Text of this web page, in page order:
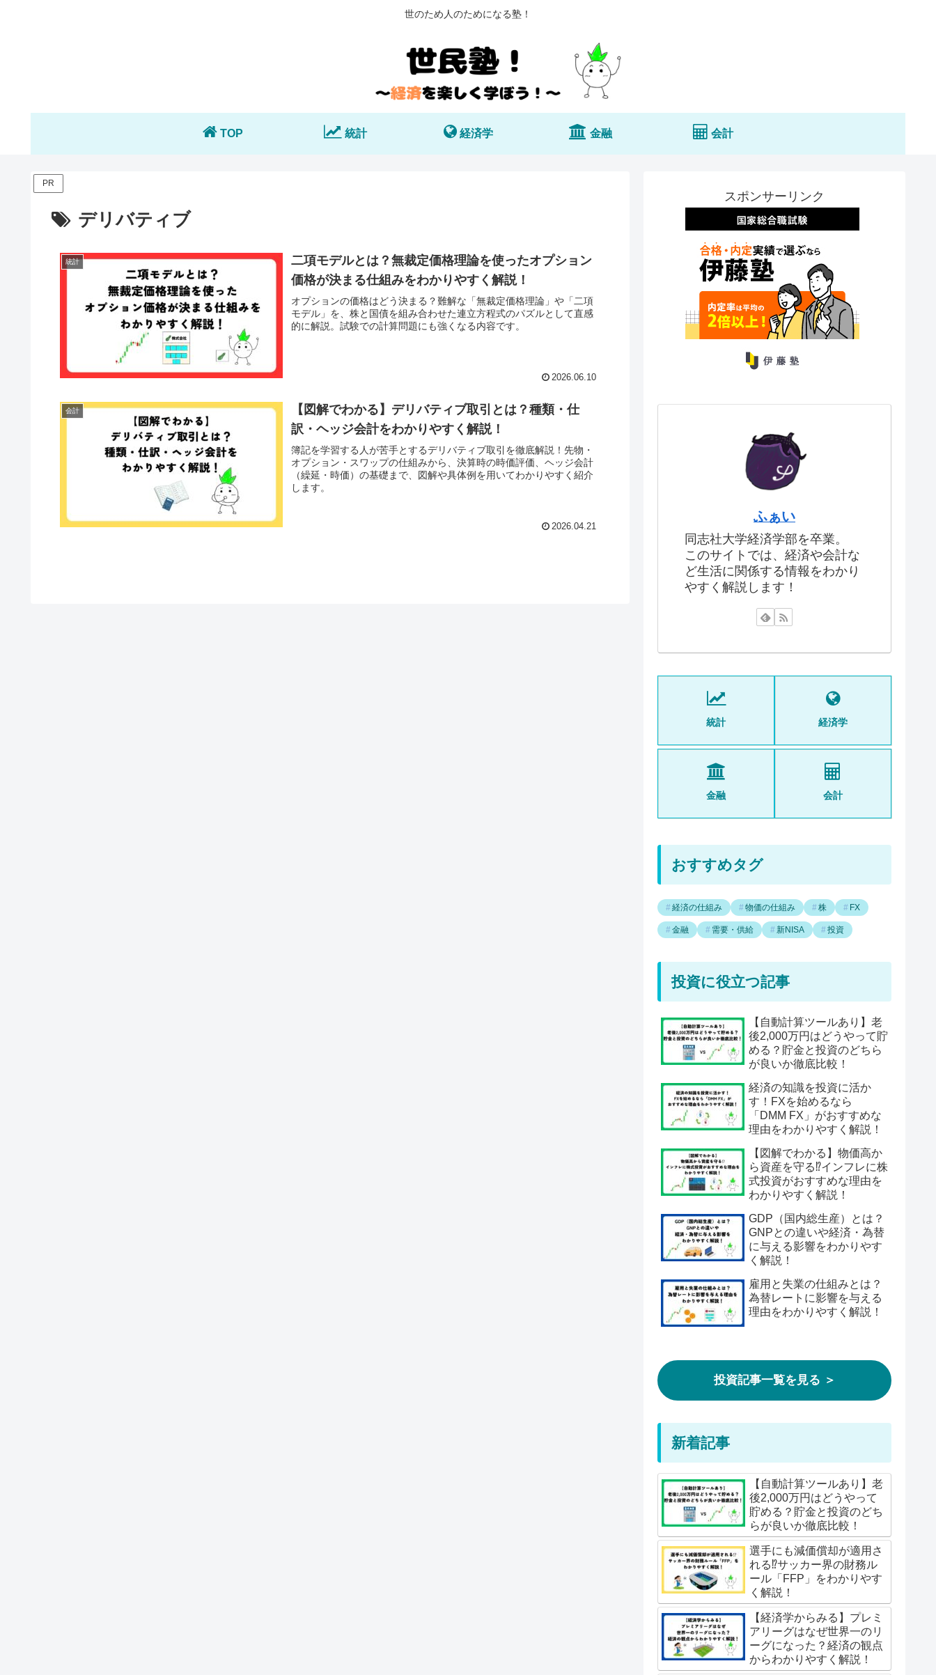
世のため人のためになる塾！
TOP 統計 経済学 金融 会計
PR
デリバティブ
統計
二項モデルとは？無裁定価格理論を使ったオプション
価格が決まる仕組みをわかりやすく解説！
オプションの価格はどう決まる？難解な「無裁定価格理論」や「二項
モデル」を、株と国債を組み合わせた連立方程式のパズルとして直感
的に解説。試験での計算問題にも強くなる内容です。
2026.06.10
会計
【図解でわかる】デリバティブ取引とは？種類・仕
訳・ヘッジ会計をわかりやすく解説！
簿記を学習する人が苦手とするデリバティブ取引を徹底解説！先物・
オプション・スワップの仕組みから、決算時の時価評価、ヘッジ会計
（繰延・時価）の基礎まで、図解や具体例を用いてわかりやすく紹介
します。
2026.04.21
スポンサーリンク
ふぁい
同志社大学経済学部を卒業。
このサイトでは、経済や会計な
ど生活に関係する情報をわかり
やすく解説します！
統計 経済学
金融 会計
おすすめタグ
経済の仕組み 物価の仕組み 株 FX
金融 需要・供給 新NISA 投資
投資に役立つ記事
【自動計算ツールあり】老
後2,000万円はどうやって貯
める？貯金と投資のどちら
が良いか徹底比較！
経済の知識を投資に活か
す！FXを始めるなら
「DMM FX」がおすすめな
理由をわかりやすく解説！
【図解でわかる】物価高か
ら資産を守る⁉︎インフレに株
式投資がおすすめな理由を
わかりやすく解説！
GDP（国内総生産）とは？
GNPとの違いや経済・為替
に与える影響をわかりやす
く解説！
雇用と失業の仕組みとは？
為替レートに影響を与える
理由をわかりやすく解説！
投資記事一覧を見る ＞
新着記事
【自動計算ツールあり】老
後2,000万円はどうやって
貯める？貯金と投資のどち
らが良いか徹底比較！
選手にも減価償却が適用さ
れる⁉︎サッカー界の財務ル
ール「FFP」をわかりやす
く解説！
【経済学からみる】プレミ
アリーグはなぜ世界一のリ
ーグになった？経済の観点
からわかりやすく解説！